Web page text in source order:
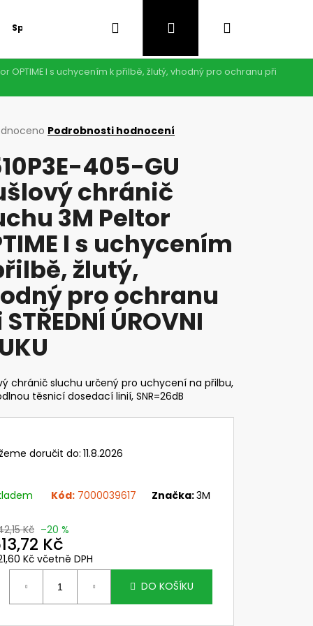
Speciální nabídka Hledat PřihlášeníNákupní
košík
OPTIME I s uchycením k přilbě, žlutý, vhodný pro ochranu při
Podrobnosti hodnocení
405-GU
chránič
3M Peltor
I s uchycením
žlutý,
pro ochranu
ÚROVNI
chránič sluchu určený pro uchycení na přilbu,
těsnicí dosedací linií, SNR=26dB
doručit do: 11.8.2026
Kód: 7000039617 Značka:3M
Kč –20 %
Kč
Kč včetně DPH
DO KOŠÍKU
PC ZORNÍK NÁHL. DÍLŮ
SYSTÉMU CLEANAIR